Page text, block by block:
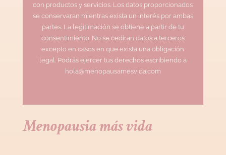
con productos y servicios. Los datos proporcionados
se conservaran mientras exista un interés por ambas
partes. La legitimación se obtiene a partir de tu
consentimiento. No se cediran datos a terceros
excepto en casos en que exista una obligación
legal. Podrás ejercer tus derechos escribiendo a
hola@menopausamesvida.com
Menopausia más vida